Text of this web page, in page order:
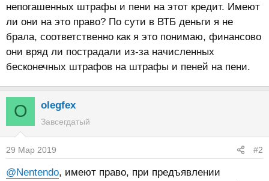
непогашенных штрафы и пени на этот кредит. Имеют
ли они на это право? По сути в ВТБ деньги я не
брала, соответственно как я это понимаю, финансово
они вряд ли пострадали из-за начисленных
бесконечных штрафов на штрафы и пеней на пени.
O olegfex
Завсегдатый
29 Мар 2019 #2
@Nentendo, имеют право, при предъявлении